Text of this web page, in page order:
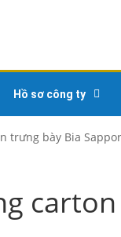
Hồ sơ công ty
trưng bày Bia